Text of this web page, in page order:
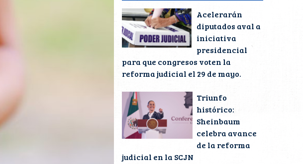
Acelerarán
diputados aval a
iniciativa
presidencial
para que congresos voten la
reforma judicial el 29 de mayo.
Triunfo
histórico:
Sheinbaum
celebra avance
de la reforma
judicial en la SCJN